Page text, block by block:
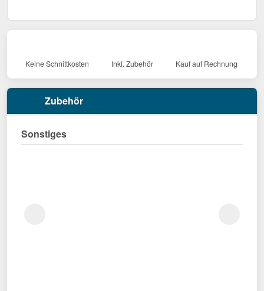
Keine Schnittkosten Inkl. Zubehör Kauf auf Rechnung
Zubehör
Sonstiges